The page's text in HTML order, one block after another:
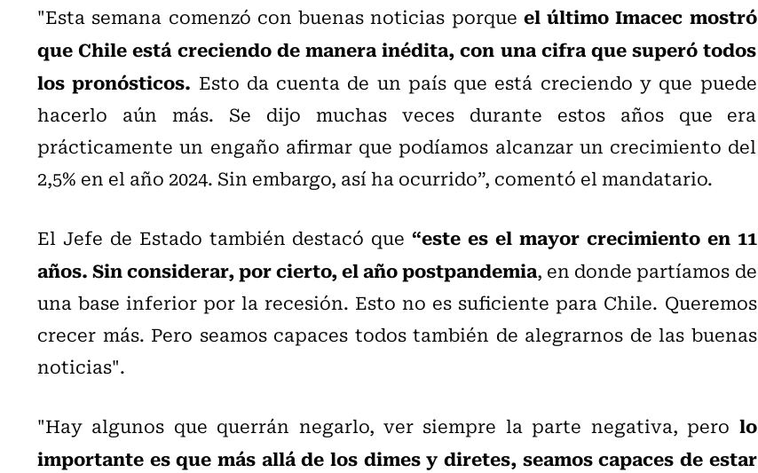
"Esta semana comenzó con buenas noticias porque el último Imacec mostró
que Chile está creciendo de manera inédita, con una cifra que superó todos
los pronósticos. Esto da cuenta de un país que está creciendo y que puede
hacerlo aún más. Se dijo muchas veces durante estos años que era
prácticamente un engaño afirmar que podíamos alcanzar un crecimiento del
2,5% en el año 2024. Sin embargo, así ha ocurrido”, comentó el mandatario.
El Jefe de Estado también destacó que “este es el mayor crecimiento en 11
años. Sin considerar, por cierto, el año postpandemia, en donde partíamos de
una base inferior por la recesión. Esto no es suficiente para Chile. Queremos
crecer más. Pero seamos capaces todos también de alegrarnos de las buenas
noticias".
"Hay algunos que querrán negarlo, ver siempre la parte negativa, pero lo
importante es que más allá de los dimes y diretes, seamos capaces de estar